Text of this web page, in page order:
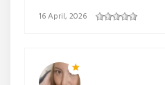
16 April, 2026